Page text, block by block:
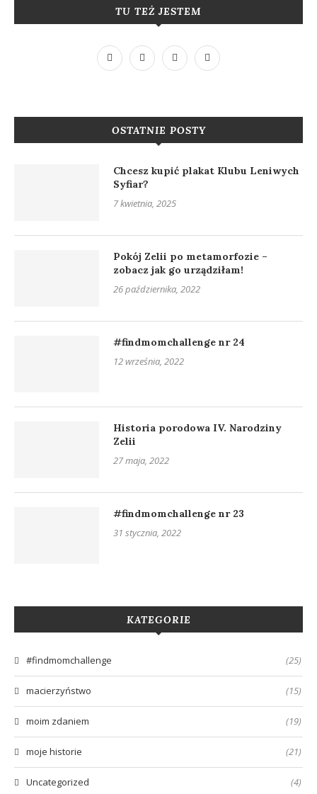
TU TEŻ JESTEM
OSTATNIE POSTY
Chcesz kupić plakat Klubu Leniwych
Syfiar?
7 kwietnia, 2025
Pokój Zelii po metamorfozie –
zobacz jak go urządziłam!
26 października, 2022
#findmomchallenge nr 24
12 września, 2022
Historia porodowa IV. Narodziny
Zelii
27 maja, 2022
#findmomchallenge nr 23
31 stycznia, 2022
KATEGORIE
#findmomchallenge (25)
macierzyństwo (15)
moim zdaniem (19)
moje historie (21)
Uncategorized (4)